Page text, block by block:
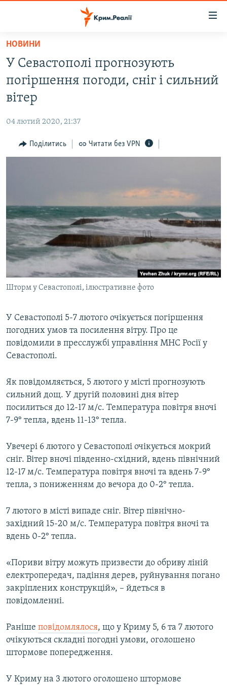
Перейти
основного
матеріалу
Перейти
до
основної
Перейти
до
ВІДЕО ТА ФОТО
БЛОГИ
ПОГЛЯД
ДЕПОРТАЦІЯ
ВІДЕОУРОКИ «ELIFBE»
СВІДЧЕННЯ ОКУПАЦІЇ
УКРАЇНСЬКА ПРОБЛЕМА КРИМУ
ІНФОГРАФІКА
ЯК ОБІЙТИ БЛОКУВАННЯ
Русский
Qırımtatar
ДОЛУЧАЙСЯ!
Усі сайти RFE/RL
НОВИНИ
У Севастополі прогнозують
погіршення погоди, сніг і сильний
вітер
04 лютий 2020, 21:37
Поділитись Читати без VPN
Шторм у Севастополі, ілюстративне фото
У Севастополі 5-7 лютого очікується погіршення
погодних умов та посилення вітру. Про це
повідомили в пресслужбі управління МНС Росії у
Севастополі.
Як повідомляється, 5 лютого у місті прогнозують
сильний дощ. У другій половині дня вітер
посилиться до 12-17 м/с. Температура повітря вночі
7-9° тепла, вдень 11-13° тепла.
Увечері 6 лютого у Севастополі очікується мокрий
сніг. Вітер вночі південно-східний, вдень північний
12-17 м/с. Температура повітря вночі та вдень 7-9°
тепла, з пониженням до вечора до 0-2° тепла.
7 лютого в місті випаде сніг. Вітер північно-
західний 15-20 м/с. Температура повітря вночі та
вдень 0-2° тепла.
«Пориви вітру можуть призвести до обриву ліній
електропередач, падіння дерев, руйнування погано
закріплених конструкцій», – йдеться в
повідомленні.
Раніше повідомлялося, що у Криму 5, 6 та 7 лютого
очікуються складні погодні умови, оголошено
штормове попередження.
У Криму на 3 лютого оголошено штормове